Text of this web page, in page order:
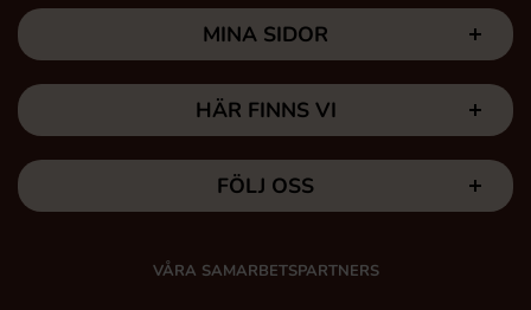
MINA SIDOR
HÄR FINNS VI
FÖLJ OSS
VÅRA SAMARBETSPARTNERS